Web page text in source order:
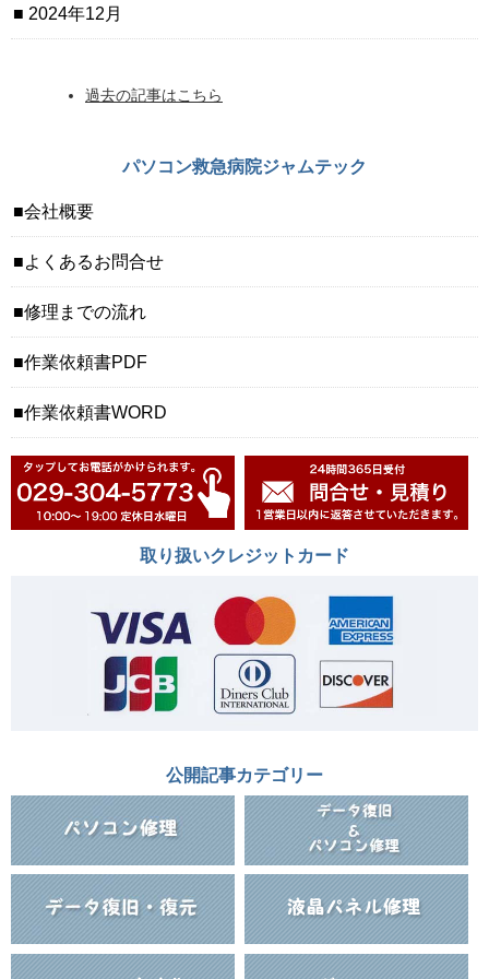
2024年12月
過去の記事はこちら
パソコン救急病院ジャムテック
会社概要
よくあるお問合せ
修理までの流れ
作業依頼書PDF
作業依頼書WORD
取り扱いクレジットカード
公開記事カテゴリー